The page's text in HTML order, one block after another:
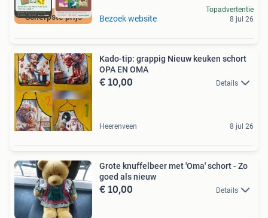
Scherpste prijs Bezoek website
Topadvertentie
8 jul 26
Kado-tip: grappig Nieuw keuken schort
OPA EN OMA
€ 10,00 Details
Heerenveen 8 jul 26
Grote knuffelbeer met 'Oma' schort - Zo
goed als nieuw
€ 10,00 Details